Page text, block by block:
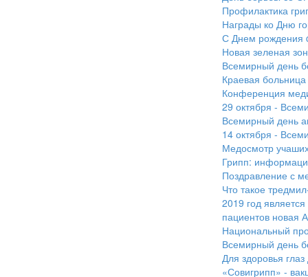
Профилактика
Награды ко Дню
С Днем рождения
Новая зеленая
Всемирный день
Краевая
Конференция
29 октября -
Всемирный день
14 октября -
Медосмотр
Грипп:
Поздравление с
Что такое
2019 год
пациентов новая
Национальный
Всемирный день
Для здоровья глаз
«Совигрипп» -